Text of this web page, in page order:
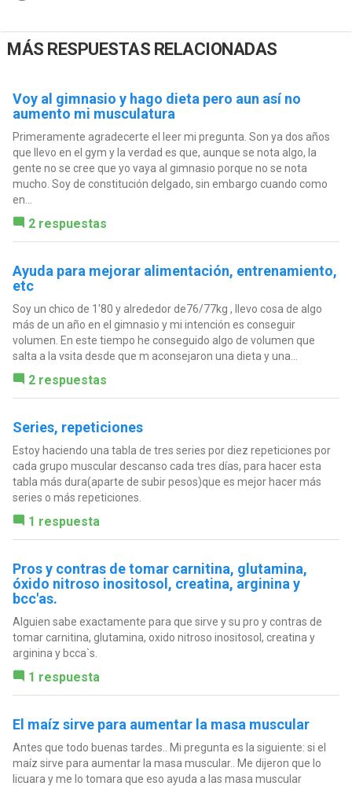
MÁS RESPUESTAS RELACIONADAS
Voy al gimnasio y hago dieta pero aun así no
aumento mi musculatura
Primeramente agradecerte el leer mi pregunta. Son ya dos años
que llevo en el gym y la verdad es que, aunque se nota algo, la
gente no se cree que yo vaya al gimnasio porque no se nota
mucho. Soy de constitución delgado, sin embargo cuando como
en...
2 respuestas
Ayuda para mejorar alimentación, entrenamiento,
etc
Soy un chico de 1'80 y alrededor de76/77kg , llevo cosa de algo
más de un año en el gimnasio y mi intención es conseguir
volumen. En este tiempo he conseguido algo de volumen que
salta a la vsita desde que m aconsejaron una dieta y una...
2 respuestas
Series, repeticiones
Estoy haciendo una tabla de tres series por diez repeticiones por
cada grupo muscular descanso cada tres días, para hacer esta
tabla más dura(aparte de subir pesos)que es mejor hacer más
series o más repeticiones.
1 respuesta
Pros y contras de tomar carnitina, glutamina,
óxido nitroso inositosol, creatina, arginina y
bcc'as.
Alguien sabe exactamente para que sirve y su pro y contras de
tomar carnitina, glutamina, oxido nitroso inositosol, creatina y
arginina y bcca`s.
1 respuesta
El maíz sirve para aumentar la masa muscular
Antes que todo buenas tardes.. Mi pregunta es la siguiente: si el
maíz sirve para aumentar la masa muscular.. Me dijeron que lo
licuara y me lo tomara que eso ayuda a las masa muscular